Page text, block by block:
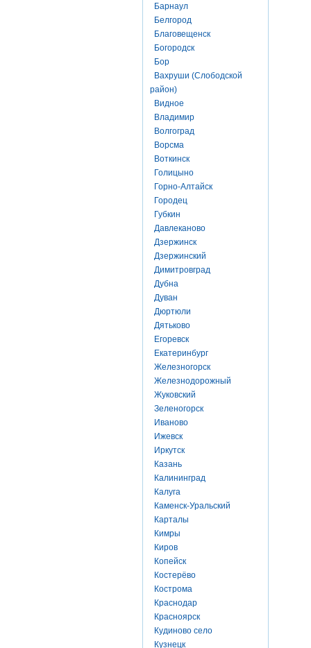
Барнаул
Белгород
Благовещенск
Богородск
Бор
Вахруши (Слободской
район)
Видное
Владимир
Волгоград
Ворсма
Воткинск
Голицыно
Горно-Алтайск
Городец
Губкин
Давлеканово
Дзержинск
Дзержинский
Димитровград
Дубна
Дуван
Дюртюли
Дятьково
Егоревск
Екатеринбург
Железногорск
Железнодорожный
Жуковский
Зеленогорск
Иваново
Ижевск
Иркутск
Казань
Калининград
Калуга
Каменск-Уральский
Карталы
Кимры
Киров
Копейск
Костерёво
Кострома
Краснодар
Красноярск
Кудиново село
Кузнецк